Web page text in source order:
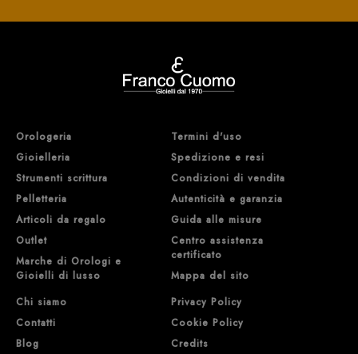
Orologeria
Gioielleria
Strumenti scrittura
Pelletteria
Articoli da regalo
Outlet
Marche di Orologi e
Gioielli di lusso
Chi siamo
Contatti
Blog
Termini d'uso
Spedizione e resi
Condizioni di vendita
Autenticità e garanzia
Guida alle misure
Centro assistenza
certificato
Mappa del sito
Privacy Policy
Cookie Policy
Credits